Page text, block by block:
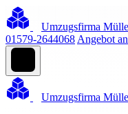
Umzugsfirma
01579-2644068 Angebot
Umzugsfirma